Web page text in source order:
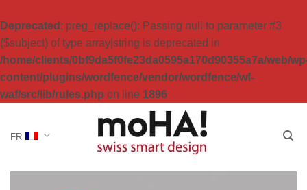
Deprecated : preg_replace(): Passing null to parameter #3
($subject) of type array|string is deprecated in
/home/clients/0bf9da5f0fe23da0595a170d90355a7a/web/
content/plugins/wordfence/vendor/wordfence/wf-
waf/src/lib/rules.php on line 1896
FR